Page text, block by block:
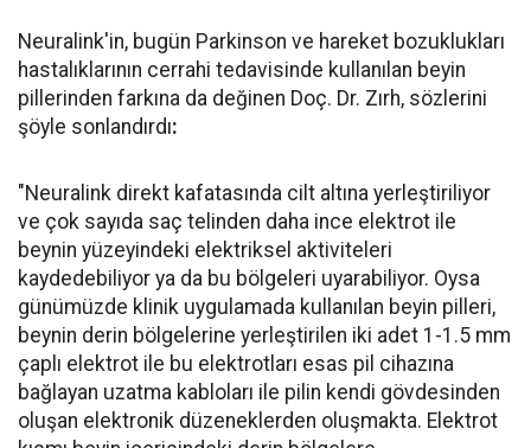
Neuralink'in, bugün Parkinson ve hareket bozuklukları
hastalıklarının cerrahi tedavisinde kullanılan beyin
pillerinden farkına da değinen Doç. Dr. Zırh, sözlerini
şöyle sonlandırdı:
"Neuralink direkt kafatasında cilt altına yerleştiriliyor
ve çok sayıda saç telinden daha ince elektrot ile
beynin yüzeyindeki elektriksel aktiviteleri
kaydedebiliyor ya da bu bölgeleri uyarabiliyor. Oysa
günümüzde klinik uygulamada kullanılan beyin pilleri,
beynin derin bölgelerine yerleştirilen iki adet 1-1.5 mm
çaplı elektrot ile bu elektrotları esas pil cihazına
bağlayan uzatma kabloları ile pilin kendi gövdesinden
oluşan elektronik düzeneklerden oluşmakta. Elektrot